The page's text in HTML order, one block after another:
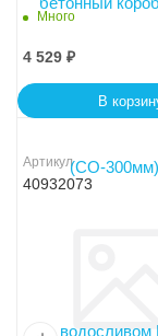
КПв
Много
4 529 ₽
В
Артикул
40932073